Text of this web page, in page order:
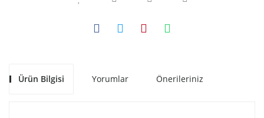
Ürün Bilgisi Yorumlar Önerileriniz